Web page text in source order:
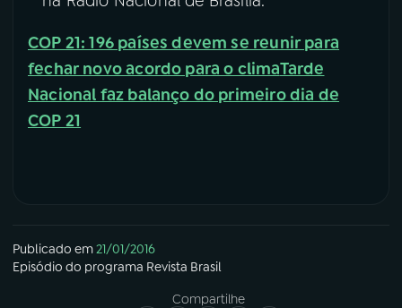
COP 21: 196 países devem se reunir para
fechar novo acordo para o climaTarde
Nacional faz balanço do primeiro dia de
COP 21
Publicado em21/01/2016
Episódio do programa Revista Brasil
Compartilhe